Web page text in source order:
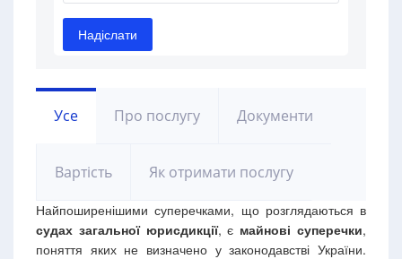
Усе Про послугу Документи
Вартість Як отримати послугу
Найпоширенішими суперечками, що розглядаються в
судах загальної юрисдикції, є майнові суперечки,
поняття яких не визначено у законодавстві України.